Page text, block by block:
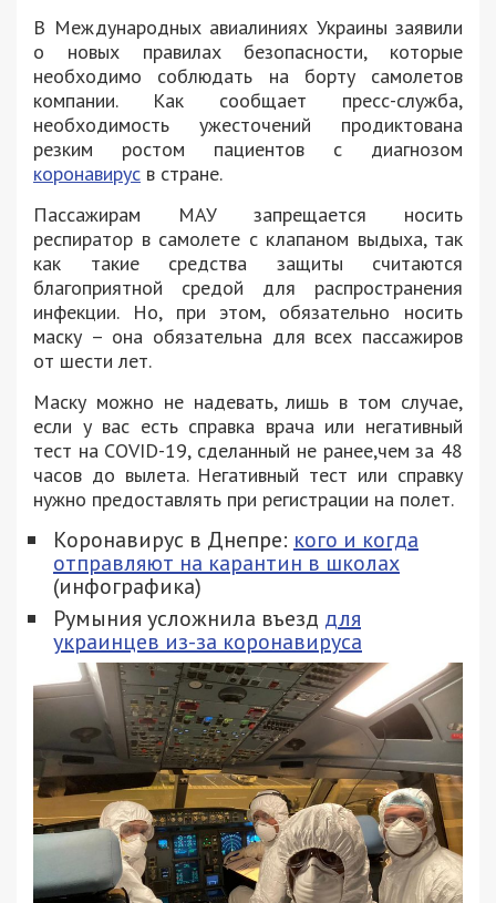
В Международных авиалиниях Украины заявили
о новых правилах безопасности, которые
необходимо соблюдать на борту самолетов
компании. Как сообщает пресс-служба,
необходимость ужесточений продиктована
резким ростом пациентов с диагнозом
коронавирус в стране.
Пассажирам МАУ запрещается носить
респиратор в самолете с клапаном выдыха, так
как такие средства защиты считаются
благоприятной средой для распространения
инфекции. Но, при этом, обязательно носить
маску – она обязательна для всех пассажиров
от шести лет.
Маску можно не надевать, лишь в том случае,
если у вас есть справка врача или негативный
тест на COVID-19, сделанный не ранее,чем за 48
часов до вылета. Негативный тест или справку
нужно предоставлять при регистрации на полет.
Коронавирус в Днепре: кого и когда
отправляют на карантин в школах
(инфографика)
Румыния усложнила въезд для
украинцев из-за коронавируса